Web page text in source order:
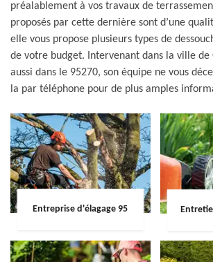
préalablement à vos travaux de
proposés par cette dernière sont d’une
elle vous propose plusieurs types de
de votre budget. Intervenant dans la ville de
aussi dans le 95270, son équipe ne vous
la par téléphone pour de plus amples
Entreprise d'élagage 95